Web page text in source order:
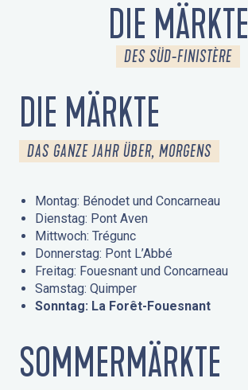
DIE MÄRKTE
DES SÜD-FINISTÈRE
DIE MÄRKTE
DAS GANZE JAHR ÜBER, MORGENS
Montag: Bénodet und Concarneau
Dienstag: Pont Aven
Mittwoch: Trégunc
Donnerstag: Pont L’Abbé
Freitag: Fouesnant und Concarneau
Samstag: Quimper
Sonntag: La Forêt-Fouesnant
SOMMERMÄRKTE